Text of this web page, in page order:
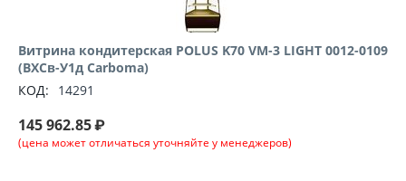
Витрина кондитерская POLUS K70 VM-3 LIGHT 0012-0109
(ВХСв-У1д Carboma)
КОД:
14291
145 962.85₽
(цена может отличаться уточняйте у менеджеров)